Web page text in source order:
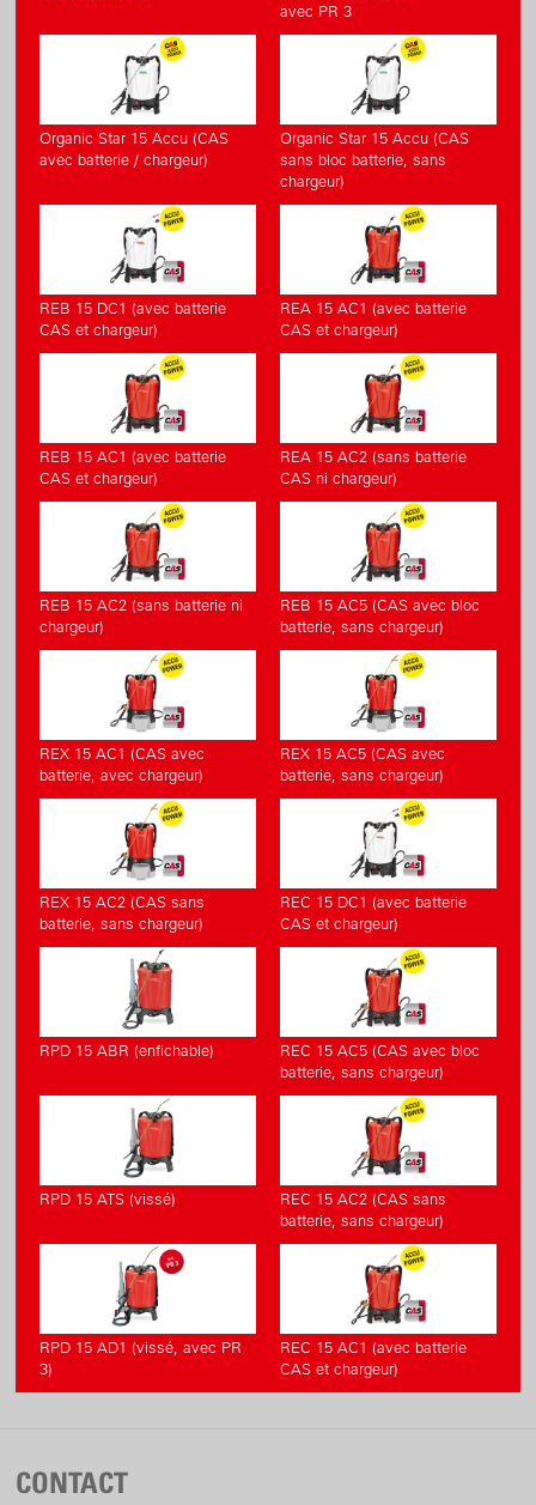
avec PR 3
Organic Star 15 Accu (CAS
avec batterie / chargeur)
Organic Star 15 Accu (CAS
sans bloc batterie, sans
chargeur)
REB 15 DC1 (avec batterie
CAS et chargeur)
REA 15 AC1 (avec batterie
CAS et chargeur)
REB 15 AC1 (avec batterie
CAS et chargeur)
REA 15 AC2 (sans batterie
CAS ni chargeur)
REB 15 AC2 (sans batterie ni
chargeur)
REB 15 AC5 (CAS avec bloc
batterie, sans chargeur)
REX 15 AC1 (CAS avec
batterie, avec chargeur)
REX 15 AC5 (CAS avec
batterie, sans chargeur)
REX 15 AC2 (CAS sans
batterie, sans chargeur)
REC 15 DC1 (avec batterie
CAS et chargeur)
RPD 15 ABR (enfichable)
REC 15 AC5 (CAS avec bloc
batterie, sans chargeur)
RPD 15 ATS (vissé)
REC 15 AC2 (CAS sans
batterie, sans chargeur)
RPD 15 AD1 (vissé, avec PR
3)
REC 15 AC1 (avec batterie
CAS et chargeur)
CONTACT